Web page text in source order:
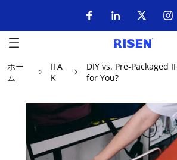
ホー
ム
IFA
K
DIY vs. Pre-Packaged
for You?